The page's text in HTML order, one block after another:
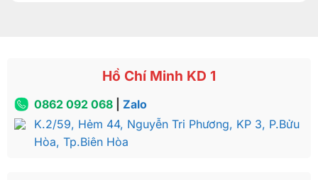
Hồ Chí Minh KD 1
0862 092 068| Zalo
K.2/59, Hẻm 44, Nguyễn Tri Phương, KP 3, P.Bửu
Hòa, Tp.Biên Hòa